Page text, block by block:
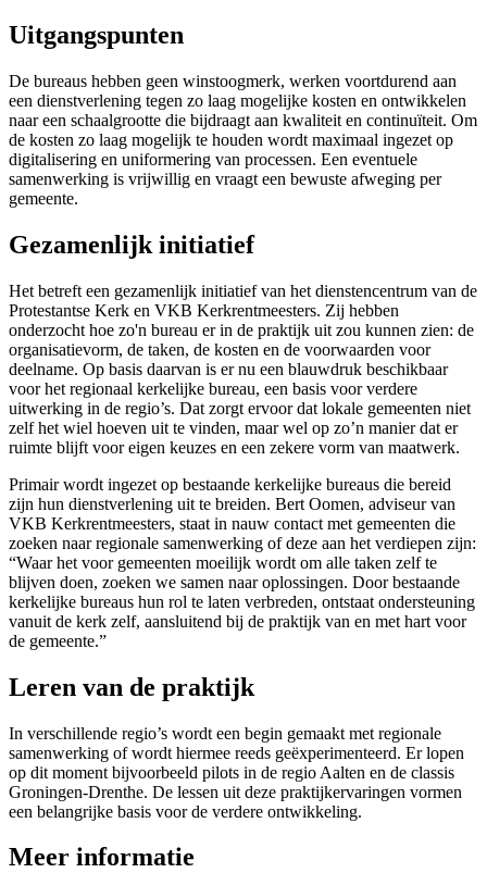
Uitgangspunten
De bureaus hebben geen winstoogmerk, werken voortdurend aan
een dienstverlening tegen zo laag mogelijke kosten en ontwikkelen
naar een schaalgrootte die bijdraagt aan kwaliteit en continuïteit. Om
de kosten zo laag mogelijk te houden wordt maximaal ingezet op
digitalisering en uniformering van processen. Een eventuele
samenwerking is vrijwillig en vraagt een bewuste afweging per
gemeente.
Gezamenlijk initiatief
Het betreft een gezamenlijk initiatief van het dienstencentrum van de
Protestantse Kerk en VKB Kerkrentmeesters. Zij hebben
onderzocht hoe zo'n bureau er in de praktijk uit zou kunnen zien: de
organisatievorm, de taken, de kosten en de voorwaarden voor
deelname. Op basis daarvan is er nu een blauwdruk beschikbaar
voor het regionaal kerkelijke bureau, een basis voor verdere
uitwerking in de regio’s. Dat zorgt ervoor dat lokale gemeenten niet
zelf het wiel hoeven uit te vinden, maar wel op zo’n manier dat er
ruimte blijft voor eigen keuzes en een zekere vorm van maatwerk.
Primair wordt ingezet op bestaande kerkelijke bureaus die bereid
zijn hun dienstverlening uit te breiden. Bert Oomen, adviseur van
VKB Kerkrentmeesters, staat in nauw contact met gemeenten die
zoeken naar regionale samenwerking of deze aan het verdiepen zijn:
“Waar het voor gemeenten moeilijk wordt om alle taken zelf te
blijven doen, zoeken we samen naar oplossingen. Door bestaande
kerkelijke bureaus hun rol te laten verbreden, ontstaat ondersteuning
vanuit de kerk zelf, aansluitend bij de praktijk van en met hart voor
de gemeente.”
Leren van de praktijk
In verschillende regio’s wordt een begin gemaakt met regionale
samenwerking of wordt hiermee reeds geëxperimenteerd. Er lopen
op dit moment bijvoorbeeld pilots in de regio Aalten en de classis
Groningen-Drenthe. De lessen uit deze praktijkervaringen vormen
een belangrijke basis voor de verdere ontwikkeling.
Meer informatie